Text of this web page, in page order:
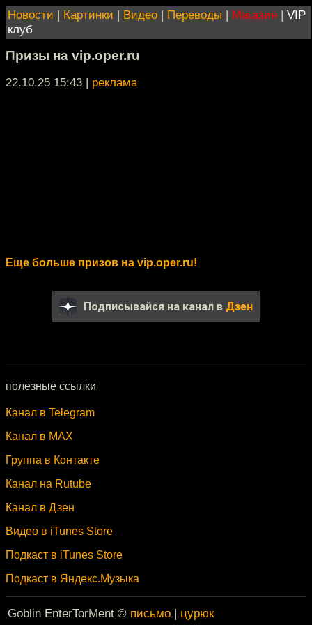
Новости | Картинки | Видео | Переводы | Магазин | VIP
клуб
Призы на vip.oper.ru
22.10.25 15:43 | реклама
Еще больше призов на vip.oper.ru!
Подписывайся на канал в Дзен
полезные ссылки
Канал в Telegram
Канал в MAX
Группа в Контакте
Канал на Rutube
Канал в Дзен
Видео в iTunes Store
Подкаст в iTunes Store
Подкаст в Яндекс.Музыка
Goblin EnterTorMent © письмо | цурюк